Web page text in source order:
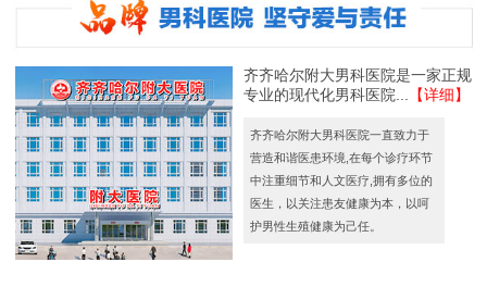
齐齐哈尔附大男科医院是一家正规
专业的现代化男科医院...
【详细】
齐齐哈尔附大男科医院一直致力于
营造和谐医患环境,在每个诊疗环节
中注重细节和人文医疗,拥有多位的
医生，以关注患友健康为本，以呵
护男性生殖健康为己任。